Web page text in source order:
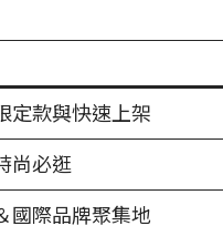
定款與快速上架
尚必逛
國際品牌聚集地